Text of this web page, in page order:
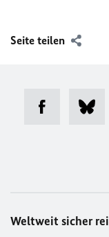
Seite teilen
Weltweit sicher